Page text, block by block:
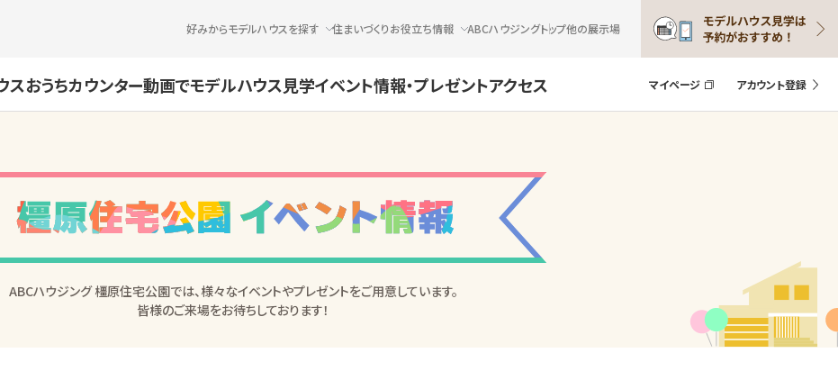
好みからモデルハウスを探す 住まいづくりお役立ち情報 ABCハウジングトップ他の展示場
スおうちカウンター動画でモデルハウス見学イベント情報・プレゼントアクセス マイページ アカウント登録
ABCハウジング 橿原住宅公園では、様々なイベントやプレゼントをご用意しています。
皆様のご来場をお待ちしております！